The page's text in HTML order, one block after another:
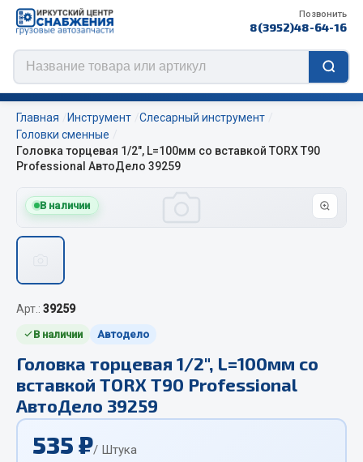
Позвонить
8(3952)48-64-16
Цепи противоскольжения
ЦЕПИ РОССИЯ
ЦЕПИ BOHU (Китай)
QITONG
Весь раздел
Отопители салона, подогреватели
Автономные воздушные отопители
Отопители салона
Главная Инструмент
Слесарный инструмент
Головки сменные
Головка торцевая 1/2", L=100мм со вставкой TORX Т90
Professional АвтоДело 39259
В наличии
Арт.: 39259
В наличии Автодело
Головка торцевая 1/2", L=100мм со
вставкой TORX Т90 Professional
АвтоДело 39259
535 ₽/ Штука